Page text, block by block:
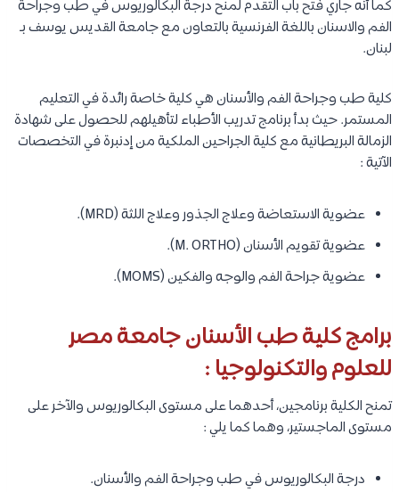
كما أنه جاري فتح باب التقدم لمنح درجة البكالوريوس في طب وجراحة
الفم والاسنان باللغة الفرنسية بالتعاون مع جامعة القديس يوسف بـ
لبنان.
كلية طب وجراحة الفم والأسنان هي كلية خاصة رائدة في التعليم
المستمر. حيث بدأ برنامج تدريب الأطباء لتأهيلهم للحصول على شهادة
الزمالة البريطانية مع كلية الجراحين الملكية من إدنبرة في التخصصات
الآتية :
عضوية الاستعاضة وعلاج الجذور وعلاج اللثة (MRD).
عضوية تقويم الأسنان (M. ORTHO).
عضوية جراحة الفم والوجه والفكين (MOMS).
برامج كلية طب الأسنان جامعة مصر
للعلوم والتكنولوجيا :
تمنح الكلية برنامجين، أحدهما على مستوى البكالوريوس والآخر على
مستوى الماجستير، وهما كما يلي :
درجة البكالوريوس في طب وجراحة الفم والأسنان.